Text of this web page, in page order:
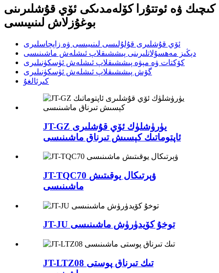
كىچىك ۋە ئوتتۇرا كۆلەمدىكى ئۆي قۇشلىرىنى
بوغۇزلاش لىنىيىسى
ئۆي قۇشلىرى قۇلۇلىسى لىنىيىسى ۋە زاپچاسلىرى
دېڭىز مەھسۇلاتلىرىنى پىششىقلاپ ئىشلەش ماشىنىسى
كۆكتات ۋە مېۋە پىششىقلاپ ئىشلەش ئۈسكۈنىلىرى
گۆش پىششىقلاپ ئىشلەش ئۈسكۈنىلىرى
كىرئالغۇ
JT-GZ يۈرۈشلۈك ئۆي قۇشلىرى
ئاپتوماتىك كېسىش تىرناق ماشىنىسى
JT-TQC70 ۋېرتىكال يوقىتىش
ماشىنىسى
JT-JU توخۇ كۆيدۈرۈش ماشىنىسى
JT-LTZ08 تىك تىرناق پوستى